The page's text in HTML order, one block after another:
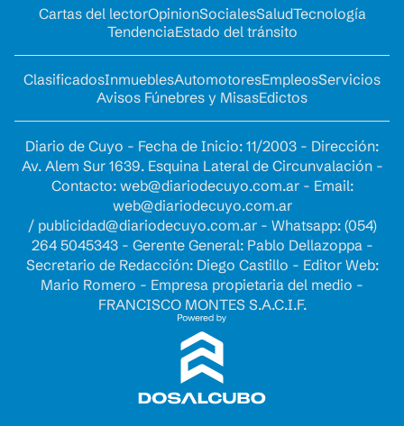
Cartas del lectorOpinionSocialesSaludTecnología
TendenciaEstado del tránsito
ClasificadosInmueblesAutomotoresEmpleosServicios
Avisos Fúnebres y MisasEdictos
Diario de Cuyo - Fecha de Inicio: 11/2003 - Dirección:
Av. Alem Sur 1639. Esquina Lateral de Circunvalación -
Contacto: web@diariodecuyo.com.ar- Email:
web@diariodecuyo.com.ar
/ publicidad@diariodecuyo.com.ar- Whatsapp: (054)
264 5045343 - Gerente General: Pablo Dellazoppa -
Secretario de Redacción: Diego Castillo - Editor Web:
Mario Romero - Empresa propietaria del medio -
FRANCISCO MONTES S.A.C.I.F.